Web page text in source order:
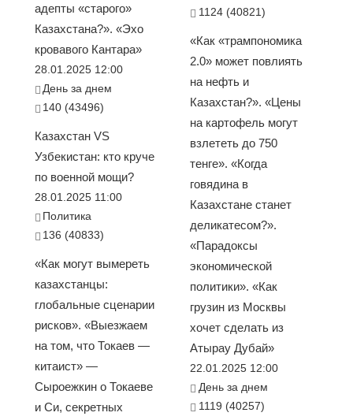
адепты «старого»
Казахстана?». «Эхо
кровавого Кантара»
28.01.2025 12:00
День за днем
140 (43496)
Казахстан VS
Узбекистан: кто круче
по военной мощи?
28.01.2025 11:00
Политика
136 (40833)
«Как могут вымереть
казахстанцы:
глобальные сценарии
рисков». «Выезжаем
на том, что Токаев —
китаист» —
Сыроежкин о Токаеве
и Си, секретных
1124 (40821)
«Как «трампономика
2.0» может повлиять
на нефть и
Казахстан?». «Цены
на картофель могут
взлететь до 750
тенге». «Когда
говядина в
Казахстане станет
деликатесом?».
«Парадоксы
экономической
политики». «Как
грузин из Москвы
хочет сделать из
Атырау Дубай»
22.01.2025 12:00
День за днем
1119 (40257)